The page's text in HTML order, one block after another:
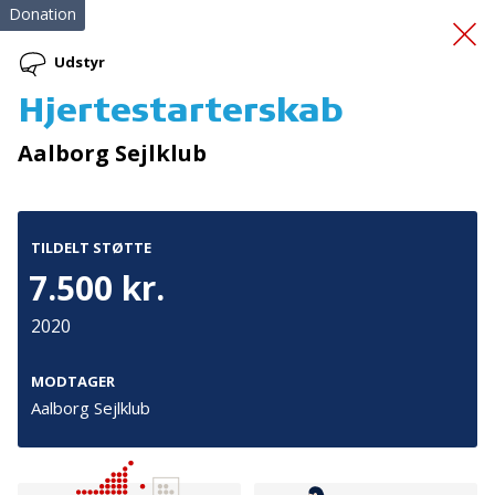
Sociale
Donation
Udstyr
Hjertestarterskab
Aalborg Sejlklub
TILDELT STØTTE
7.500 kr.
2020
MODTAGER
Aalborg Sejlklub
Tilmeld nyhedsbrev
De seneste nyheder om TrygFondens og TryghedsGruppens
aktiviteter direkte i din indbakke.